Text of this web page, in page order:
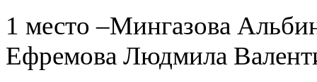
1 место –Мингазова
Ефремова Людмила